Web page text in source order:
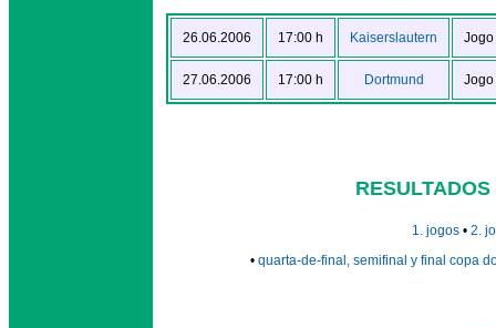
26.06.2006 17:00 h Kaiserslautern
27.06.2006 17:00 h Dortmund
1. jogos• 2.
• quarta-de-final, semifinal y final copa